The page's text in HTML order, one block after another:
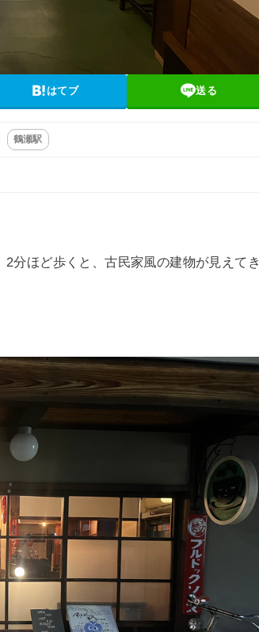
はてブ 送る
鶴瀬駅
分ほど歩くと、古民家風の建物が見えてき